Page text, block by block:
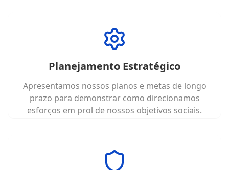
Planejamento Estratégico
Apresentamos nossos planos e metas de longo
prazo para demonstrar como direcionamos
esforços em prol de nossos objetivos sociais.